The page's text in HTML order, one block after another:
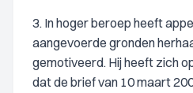
3. In hoger beroep heeft
aangevoerde gronden
gemotiveerd. Hij heeft zich
dat de brief van 10 maart